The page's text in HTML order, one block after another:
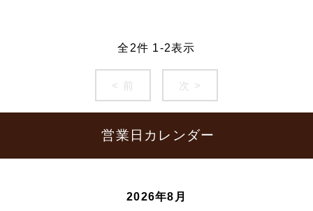
全 2件 1-2表示
< 前 次 >
営業日カレンダー
2026年8月